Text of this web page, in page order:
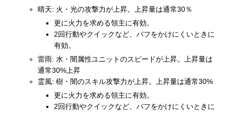
晴天: 火・光の攻撃力が上昇。上昇量は通常30％
更に火力を求める領主に有効。
2回行動やクイックなど、バフをかけにくいときに
有効。
雷雨: 水・闇属性ユニットのスピードが上昇。上昇量は
通常30%上昇
霊風: 樹・闇のスキル攻撃力が上昇。上昇量は通常30%
更に火力を求める領主に有効。
2回行動やクイックなど、バフをかけにくいときに